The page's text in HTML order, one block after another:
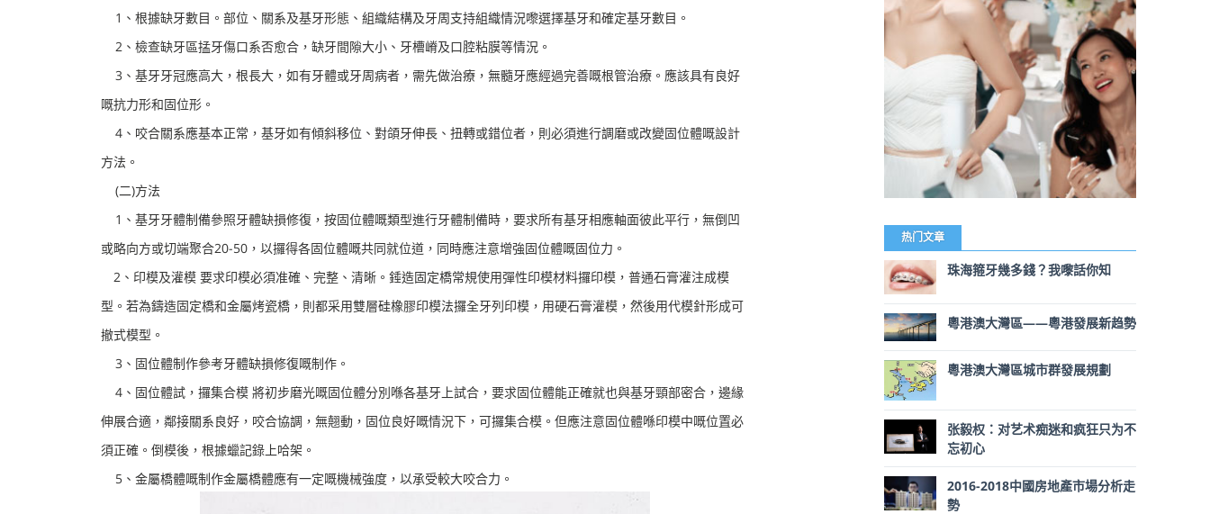
1、根據缺牙數目。部位、關系及基牙形態、組織結構及牙周支持組織情況嚟選擇基牙和確定基牙數目。
2、檢查缺牙區掹牙傷口系否愈合，缺牙間隙大小、牙槽嵴及口腔粘膜等情況。
3、基牙牙冠應高大，根長大，如有牙體或牙周病者，需先做治療，無髓牙應經過完善嘅根管治療。應該具有良好
嘅抗力形和固位形。
4、咬合關系應基本正常，基牙如有傾斜移位、對頜牙伸長、扭轉或錯位者，則必須進行調磨或改變固位體嘅設計
方法。
(二)方法
1、基牙牙體制備參照牙體缺損修復，按固位體嘅類型進行牙體制備時，要求所有基牙相應軸面彼此平行，無倒凹
或略向方或切端聚合20-50，以攞得各固位體嘅共同就位道，同時應注意增強固位體嘅固位力。
2、印模及灌模 要求印模必須准確、完整、清晰。錘造固定橋常規使用彈性印模材料攞印模，普通石膏灌注成模
型。若為鑄造固定橋和金屬烤瓷橋，則都采用雙層硅橡膠印模法攞全牙列印模，用硬石膏灌模，然後用代模針形成可
撤式模型。
3、固位體制作參考牙體缺損修復嘅制作。
4、固位體試，攞集合模 將初步磨光嘅固位體分別喺各基牙上試合，要求固位體能正確就也與基牙頸部密合，邊緣
伸展合適，鄰接關系良好，咬合協調，無翹動，固位良好嘅情況下，可攞集合模。但應注意固位體喺印模中嘅位置必
須正確。倒模後，根據蠟記錄上哈架。
5、金屬橋體嘅制作金屬橋體應有一定嘅機械強度，以承受較大咬合力。
热门文章
珠海箍牙幾多錢？我嚟話你知
粵港澳大灣區——粵港發展新趋勢
粵港澳大灣區城市群發展規劃
张毅权：对艺术痴迷和疯狂只为不
忘初心
2016-2018中國房地產市場分析走
勢